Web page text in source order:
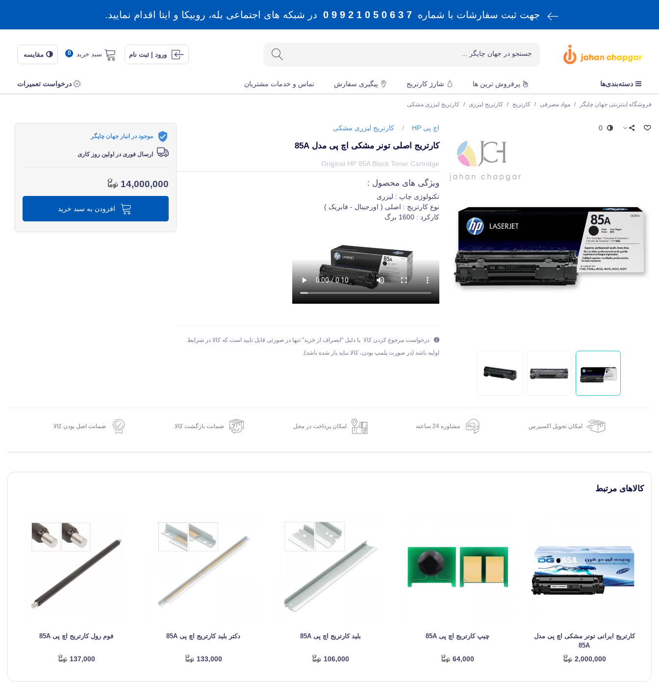
جهت ثبت سفارشات با شماره 7 3 6 0 5 0 1 2 9 9 0 در شبکه های اجتماعی بله، روبیکا و ایتا اقدام نمایید.
ورود | ثبت نام 0 سبد خرید مقایسه
دسته‌بندی‌ها پرفروش ترین ها شارژ کارتریج پیگیری سفارش تماس و خدمات مشتریان درخواست تعمیرات
فروشگاه اینترنتی جهان چاپگر / مواد مصرفی / کارتریج / کارتریج لیزری / کارتریج لیزری مشکی
0 اچ پی HP / کارتریج لیزری مشکی
کارتریج اصلی تونر مشکی اچ پی مدل 85A
Original HP 85A Black Toner Cartridge
ویژگی های محصول :
تکنولوژی چاپ : لیزری
نوع کارتریج : اصلی ( اورجینال - فابریک )
کارکرد : 1600 برگ
درخواست مرجوع کردن کالا با دلیل "انصراف از خرید" تنها در صورتی قابل تایید است که کالا در شرایط
اولیه باشد (در صورت پلمپ بودن، کالا نباید باز شده باشد).
موجود در انبار جهان چاپگر
ارسال فوری در اولین روز کاری
14,000,000
افزودن به سبد خرید
امکان تحویل اکسپرس مشاوره 24 ساعته امکان پرداخت در محل ضمانت بازگشت کالا ضمانت اصل بودن کالا
کالاهای مرتبط
کارتریج ایرانی تونر مشکی اچ پی مدل
85A
2,000,000
چیپ کارتریج اچ پی 85A
64,000
بلید کارتریج اچ پی 85A
106,000
دکتر بلید کارتریج اچ پی 85A
133,000
فوم رول کارتریج اچ پی 85A
137,000